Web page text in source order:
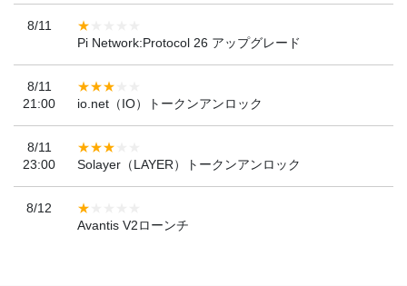
8/11
Pi Network:Protocol 26 アップグレード
8/11
21:00
io.net（IO）トークンアンロック
8/11
23:00
Solayer（LAYER）トークンアンロック
8/12
Avantis V2ローンチ